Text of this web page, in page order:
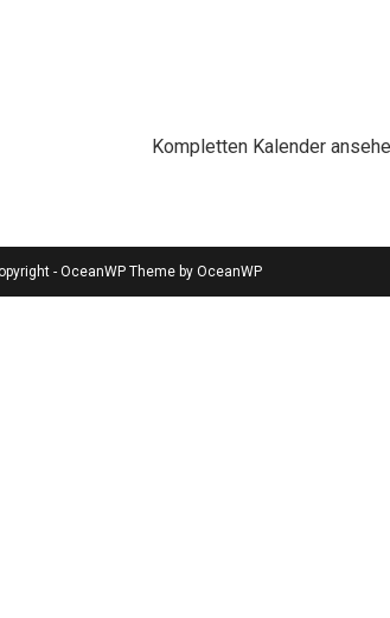
Kompletten Kalender
- OceanWP Theme by OceanWP